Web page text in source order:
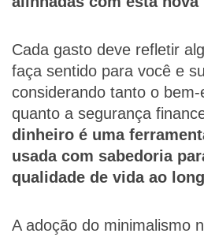
Cada gasto deve refletir
faça sentido para você e
considerando tanto o
quanto a segurança
dinheiro é uma
usada com sabedoria
qualidade de vida ao
A adoção do minimalismo